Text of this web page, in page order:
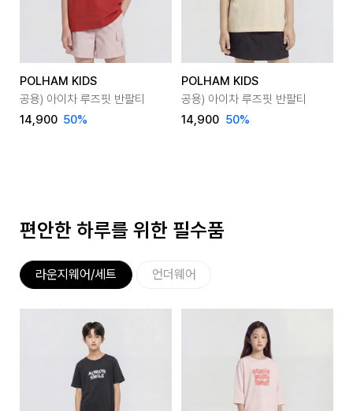
POLHAM KIDS
공용) 아이차 루즈핏 반팔티
14,900 50%
POLHAM KIDS
공용) 아이차 루즈핏 반팔티
14,900 50%
편안한 하루를 위한 필수품
라운지웨어/세트 언더웨어